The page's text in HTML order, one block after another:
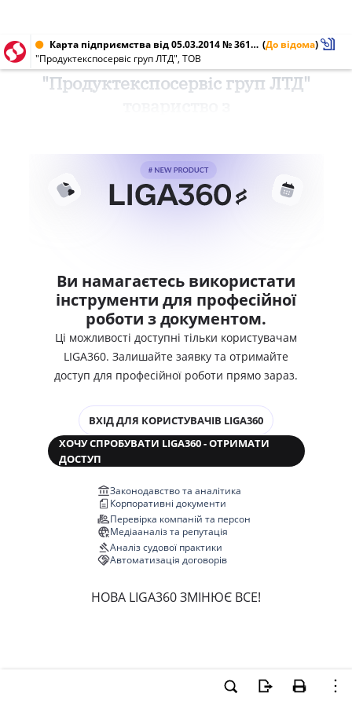
Карта підприємства від 05.03.2014 № 36181395 (До відома)
"Продуктекспосервіс груп ЛТД", ТОВ
"Продуктекспосервіс груп ЛТД"
Ви намагаєтесь використати
інструменти для професійної
роботи з документом.
Ці можливості доступні тільки користувачам
LIGA360. Залишайте заявку та отримайте
доступ для професійної роботи прямо зараз.
ВХІД ДЛЯ КОРИСТУВАЧІВ LIGA360
ХОЧУ СПРОБУВАТИ LIGA360 - ОТРИМАТИ
ДОСТУП
Законодавство та аналітика
Корпоративні документи
Перевірка компаній та персон
Медіааналіз та репутація
Аналіз судової практики
Автоматизація договорів
НОВА LIGA360 ЗМІНЮЄ ВСЕ!